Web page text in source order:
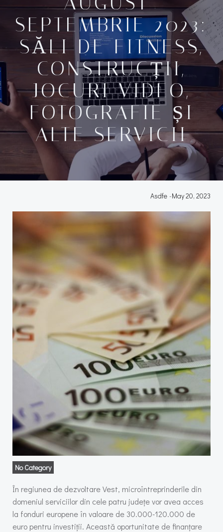
SEPTEMBRIE 2023:
SĂLI DE FITNESS,
CONSTRUCȚII,
JOCURI VIDEO,
FOTOGRAFIE ȘI
ALTE SERVICII
Asdfe -May 20, 2023
No Category
În regiunea de dezvoltare Vest, microîntreprinderile din
domeniul serviciilor din cele patru județe vor avea acces
la fonduri europene în valoare de 30.000-120.000 de
euro pentru investiții. Această oportunitate de finanțare